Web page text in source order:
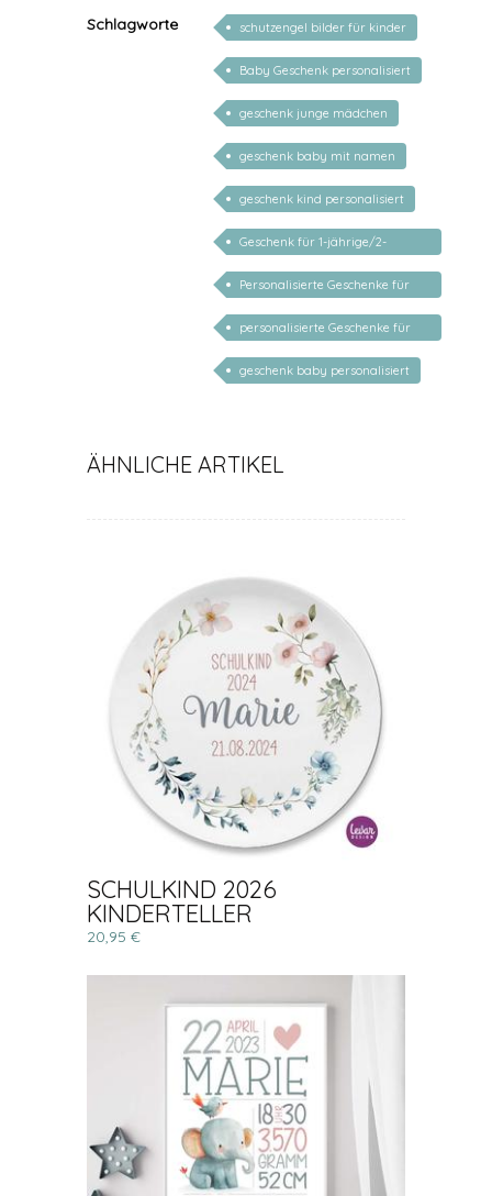
Schlagworte schutzengel bilder für kinder
Baby Geschenk personalisiert
geschenk junge mädchen
geschenk baby mit namen
geschenk kind personalisiert
Geschenk für 1-jährige/2-
jährige/3-jährige
Personalisierte Geschenke für
Kinder
personalisierte Geschenke für
Babys
geschenk baby personalisiert
ÄHNLICHE ARTIKEL
SCHULKIND 2026
KINDERTELLER
20,95 €